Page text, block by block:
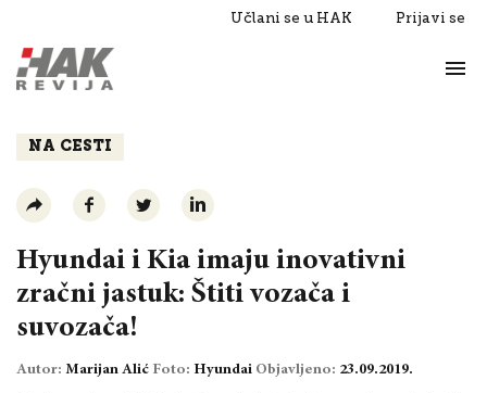
Učlani se u HAK Prijavi se
Razgovori
NA CESTI
Hyundai i Kia imaju inovativni
zračni jastuk: Štiti vozača i
suvozača!
Autor: Marijan Alić Foto: Hyundai Objavljeno: 23.09.2019.